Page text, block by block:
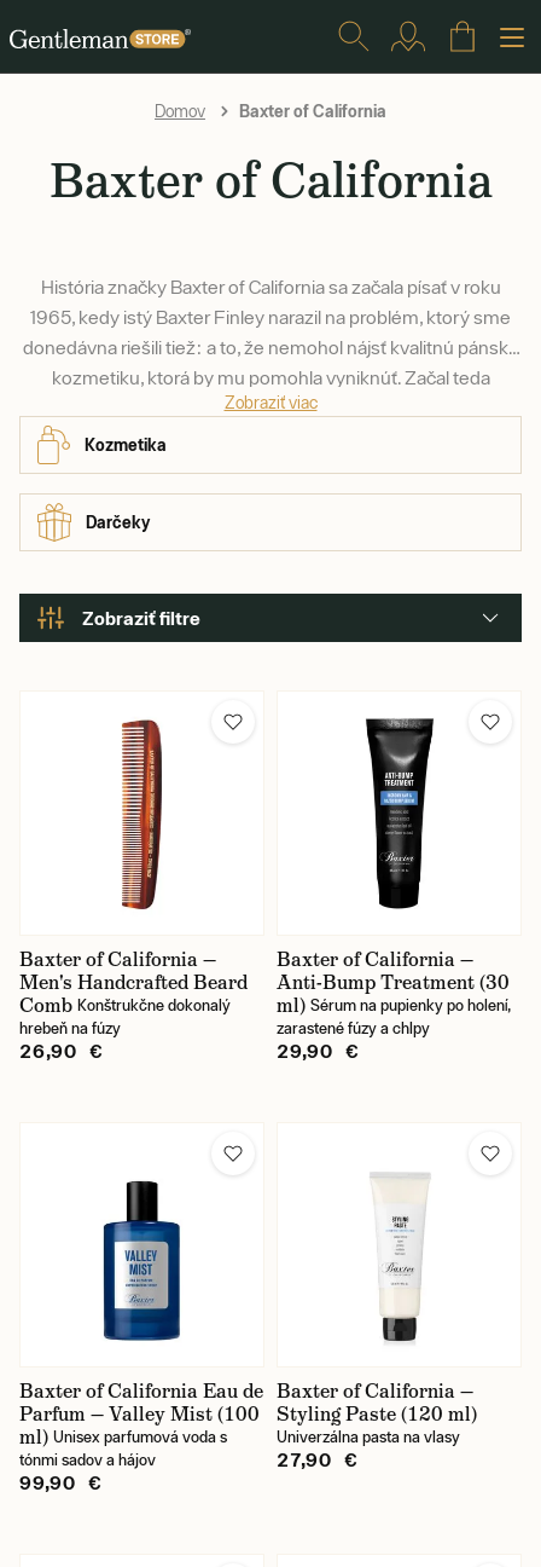
Domov Baxter of California
Baxter of California
História značky Baxter of California sa začala písať v roku
1965, kedy istý Baxter Finley narazil na problém, ktorý sme
donedávna riešili tiež: a to, že nemohol nájsť kvalitnú pánsku
kozmetiku, ktorá by mu pomohla vyniknúť. Začal teda
vyrábať vlastné prípravky s ktorými postupne pokryl všetky
mysliteľné pánske potreby spôsobom, ktorý jeho značke
zabezpečil takmer okamžitú popularitu.
Zobraziť viac
Kozmetika
Darčeky
Zobraziť filtre
Baxter of California —
Men's Handcrafted Beard
Comb Konštrukčne dokonalý
hrebeň na fúzy
26,90 €
Baxter of California —
Anti-Bump Treatment (30
ml) Sérum na pupienky po holení,
zarastené fúzy a chlpy
29,90 €
Baxter of California Eau de
Parfum — Valley Mist (100
ml) Unisex parfumová voda s
tónmi sadov a hájov
99,90 €
Baxter of California —
Styling Paste (120 ml)
Univerzálna pasta na vlasy
27,90 €